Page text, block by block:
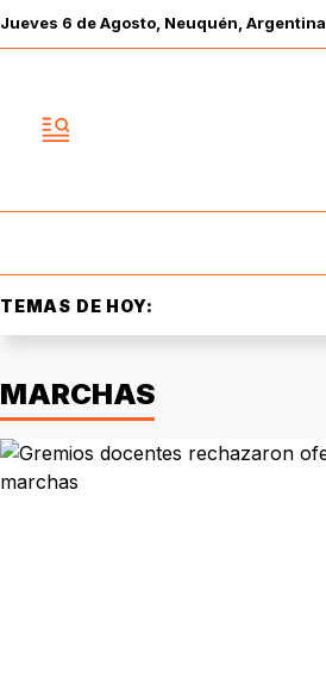
Jueves 6 deAgosto , Neuquén, Argentina
TEMAS DE HOY:
MARCHAS